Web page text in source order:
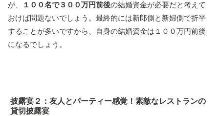
が、
１００名で３００万円前後の結婚資金が必要だと考えて
おけば問題ないでしょう。最終的には新郎側と新婦側で折半
することが多いですから、自身の結婚資金は１００万円前後
になるでしょう。
披露宴２：友人とパーティー感覚！素敵なレストランの
貸切披露宴